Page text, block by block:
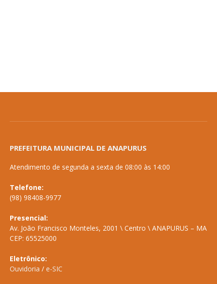
PREFEITURA MUNICIPAL DE ANAPURUS
Atendimento de segunda a sexta de 08:00 às 14:00
Telefone:
(98) 98408-9977
Presencial:
Av. João Francisco Monteles, 2001 \ Centro \ ANAPURUS – MA
CEP: 65525000
Eletrônico:
Ouvidoria / e-SIC